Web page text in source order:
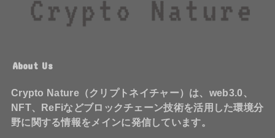
About Us
Crypto Nature（クリプトネイチャー）は、web3.0、
NFT、ReFiなどブロックチェーン技術を活用した環境分
野に関する情報をメインに発信しています。